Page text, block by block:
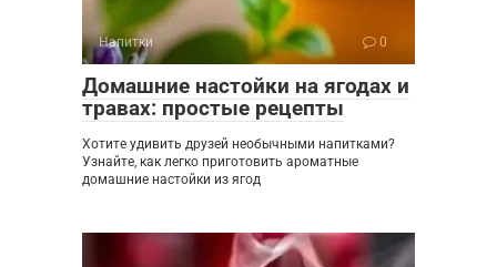
Напитки 0
Домашние настойки на ягодах и
травах: простые рецепты
Хотите удивить друзей необычными напитками?
Узнайте, как легко приготовить ароматные
домашние настойки из ягод